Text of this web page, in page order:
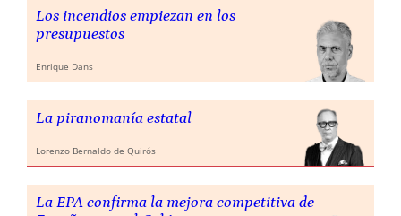
Los incendios empiezan en los
presupuestos
Enrique Dans
La piranomanía estatal
Lorenzo Bernaldo de Quirós
La EPA confirma la mejora competitiva de